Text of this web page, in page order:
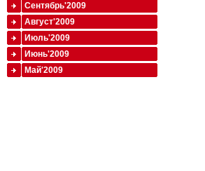
Сентябрь'2009
Август'2009
Июль'2009
Июнь'2009
Май'2009